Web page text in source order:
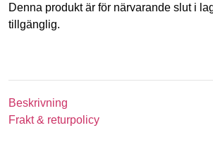
Denna produkt är för närvarande slut i
tillgänglig.
Beskrivning
Frakt & returpolicy